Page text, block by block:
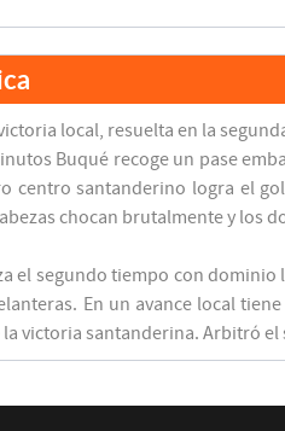
local, resuelta en la
Buqué recoge un pase
centro santanderino logra el
chocan brutalmente y los
el segundo tiempo con dominio
En un avance local
victoria santanderina. Arbitró el